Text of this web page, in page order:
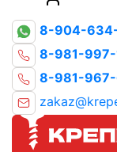
8-904-
8-981-997-
8-981-